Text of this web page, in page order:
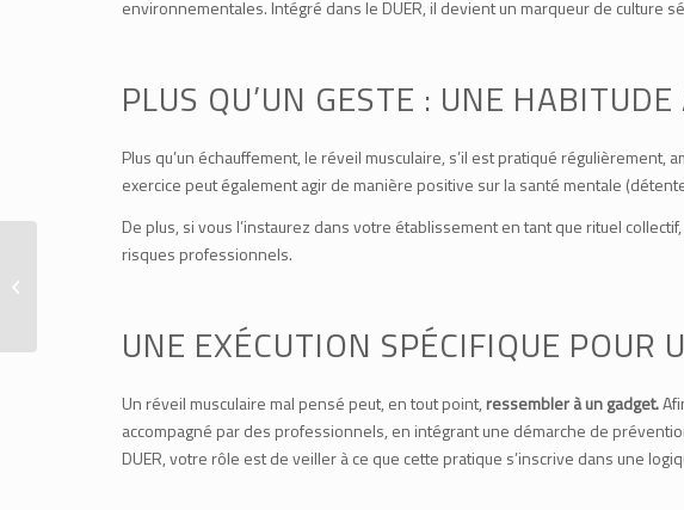
environnementales. Intégré dans le DUER, il devient un marqueur de culture
PLUS QU’UN GESTE : UNE
Plus qu’un échauffement, le réveil musculaire, s’il est pratiqué
exercice peut également agir de manière positive sur la santé mentale
De plus, si vous l’instaurez dans votre établissement en tant que rituel
risques professionnels.
UNE EXÉCUTION SPÉCIFIQUE
Un réveil musculaire mal pensé peut, en tout point, ressembler à un gadget.
accompagné par des professionnels, en intégrant une démarche de
DUER, votre rôle est de veiller à ce que cette pratique s’inscrive dans une
EPI non-reglémentaires